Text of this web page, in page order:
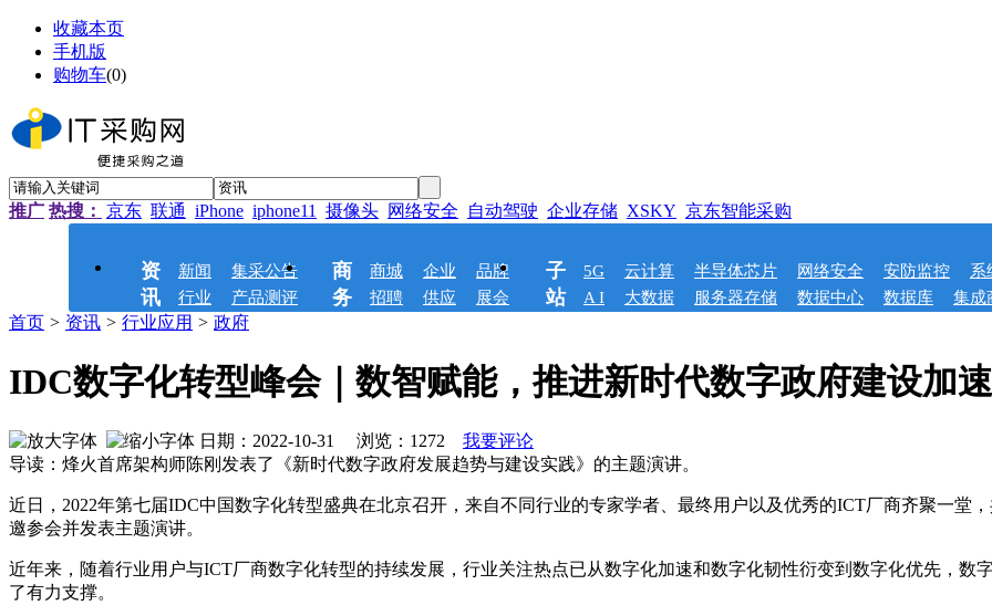
收藏本页
手机版
购物车(0)
推广 热搜： 京东 联通 iPhone iphone11 摄像头 网络安全 自动驾驶 企业存储 XSKY 京东智能采购
资
讯
新闻
集采公告
行业
产品测评
商
务
商城 企业
品牌
招聘
供应 展会
子
站
5G 云计算 半导体芯片 网络安全 安防监控
系
A I
大数据 服务器存储 数据中心 数据库 集成
首页 > 资讯 > 行业应用 > 政府
IDC数字化转型峰会｜数智赋能，推进新时代数字政府建设加
日期：2022-10-31 浏览： 1272
我要评论
导读：烽火首席架构师陈刚发表了《新时代数字政府发展趋势与建设实践》的主题演讲。
近日，2022年第七届IDC中国数字化转型盛典在北京召开，来自不同行业的专家学者、最终用户以及优秀的ICT厂商齐聚一堂
邀参会并发表主题演讲。
近年来，随着行业用户与ICT厂商数字化转型的持续发展，行业关注热点已从数字化加速和数字化韧性衍变到数字化优先，数
了有力支撑。